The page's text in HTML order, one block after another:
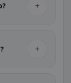
+
+